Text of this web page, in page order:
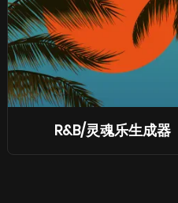
R&B/灵魂乐生成器